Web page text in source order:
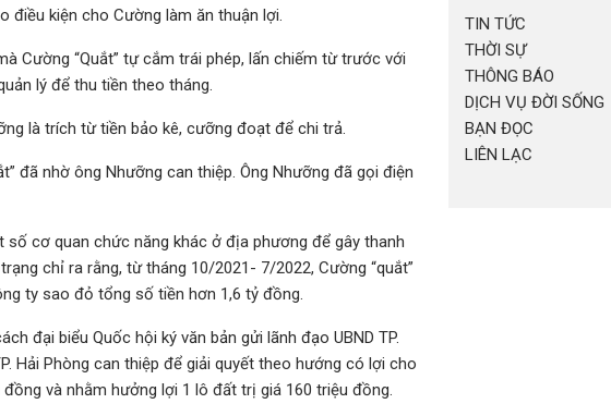
điều kiện cho Cường làm ăn thuận lợi.
Cường “Quắt” tự cắm trái phép, lấn chiếm từ trước với
lý để thu tiền theo tháng.
là trích từ tiền bảo kê, cưỡng đoạt để chi trả.
đã nhờ ông Nhưỡng can thiệp. Ông Nhưỡng đã gọi điện
cơ quan chức năng khác ở địa phương để gây thanh
chỉ ra rằng, từ tháng 10/2021- 7/2022, Cường “quắt”
ty sao đỏ tổng số tiền hơn 1,6 tỷ đồng.
đại biểu Quốc hội ký văn bản gửi lãnh đạo UBND TP.
Hải Phòng can thiệp để giải quyết theo hướng có lợi cho
và nhằm hưởng lợi 1 lô đất trị giá 160 triệu đồng.
TIN TỨC
THỜI SỰ
THÔNG BÁO
DỊCH VỤ ĐỜI SỐNG
BẠN ĐỌC
LIÊN LẠC